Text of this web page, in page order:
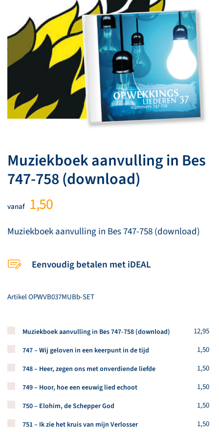
Muziekboek aanvulling in Bes
747-758 (download)
vanaf 1,50
Muziekboek aanvulling in Bes 747-758 (download)
Eenvoudig betalen met iDEAL
ArtikelOPWVB037MUBb-SET
Koop een stuk van dit artikel
Muziekboek aanvulling in Bes 747-758 (download)
12,95
Koop een stuk van dit artikel
747 – Wij geloven in een keerpunt in de tijd
1,50
Koop een stuk van dit artikel
748 – Heer, zegen ons met onverdiende liefde
1,50
Koop een stuk van dit artikel
749 – Hoor, hoe een eeuwig lied echoot
1,50
Koop een stuk van dit artikel
750 – Elohim, de Schepper God
1,50
Koop een stuk van dit artikel
751 – Ik zie het kruis van mijn Verlosser
1,50